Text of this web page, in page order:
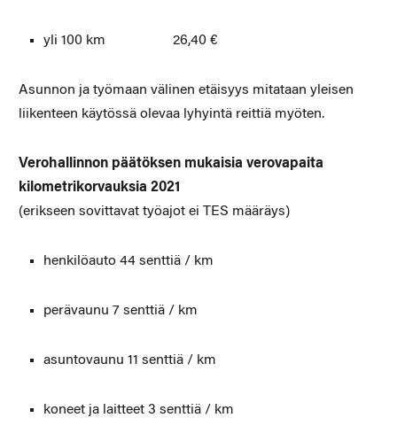
yli 100 km 26,40 €
Asunnon ja työmaan välinen etäisyys mitataan yleisen
liikenteen käytössä olevaa lyhyintä reittiä myöten.
Verohallinnon päätöksen mukaisia verovapaita
kilometrikorvauksia 2021
(erikseen sovittavat työajot ei TES määräys)
henkilöauto 44 senttiä / km
perävaunu 7 senttiä / km
asuntovaunu 11 senttiä / km
koneet ja laitteet 3 senttiä / km